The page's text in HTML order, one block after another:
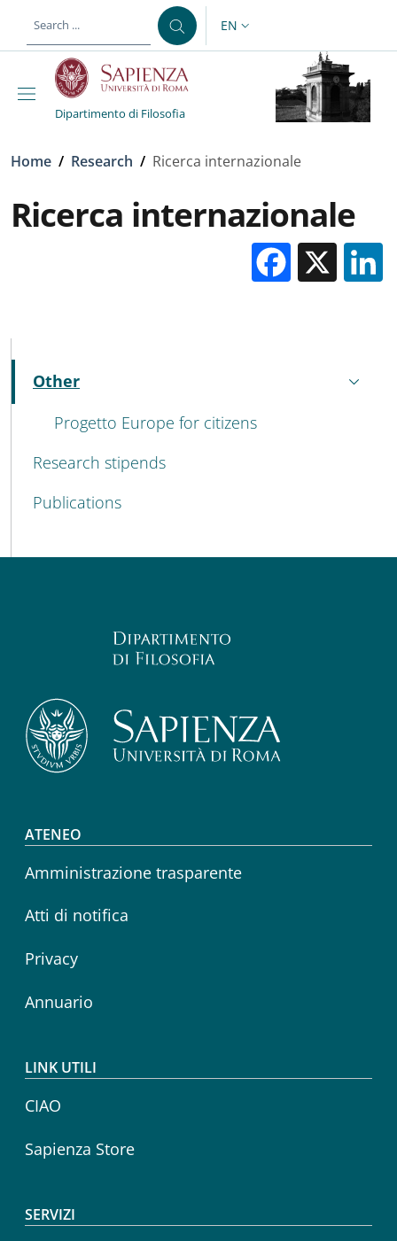
LANGUAGE SWITCHER:
EN
Dipartimento di Filosofia
Breadcrumb
Home / Research / Ricerca internazionale
Ricerca internazionale
X
MENU CEV SECOND NAVIGATION
Other
Active
Progetto Europe for citizens
Research stipends
Publications
Footer menu
ATENEO
Amministrazione trasparente
Atti di notifica
Privacy
Annuario
LINK UTILI
CIAO
Sapienza Store
SERVIZI